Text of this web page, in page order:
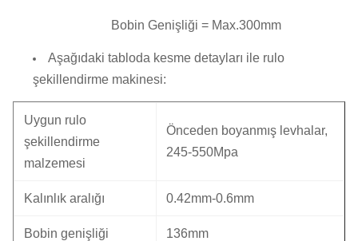
Bobin Genişliği = Max.300mm
Aşağıdaki tabloda kesme detayları ile rulo
şekillendirme makinesi:
Uygun rulo
şekillendirme
malzemesi
Önceden boyanmış levhalar,
245-550Mpa
Kalınlık aralığı 0.42mm-0.6mm
Bobin genişliği 136mm